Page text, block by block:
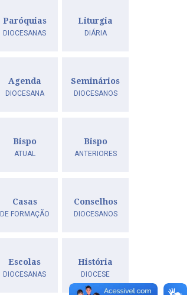
Paróquias
DIOCESANAS
Liturgia
DIÁRIA
Agenda
DIOCESANA
Seminários
DIOCESANOS
Bispo
ATUAL
Bispo
ANTERIORES
Casas
DE FORMAÇÃO
Conselhos
DIOCESANOS
Escolas
DIOCESANAS
História
DIOCESE